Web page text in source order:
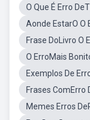
O Que É Erro
Aonde EstarO O
Frase DoLivro O
O ErroMais
Exemplos De
Frases ComErro
Memes Erros